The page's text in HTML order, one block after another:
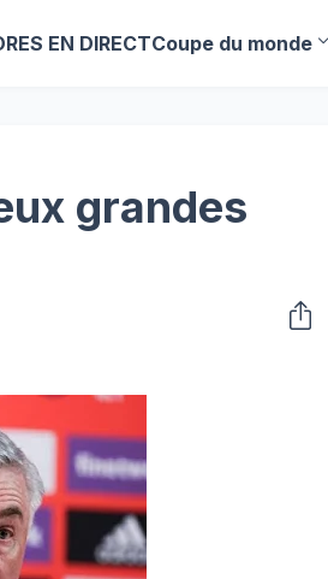
EN DIRECTCoupe du monde
grandes